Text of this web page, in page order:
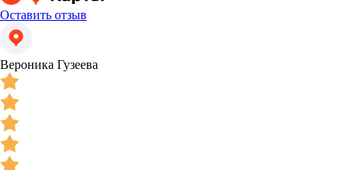
Оставить отзыв
Вероника Гузеева